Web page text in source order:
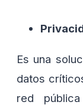
Es una
datos
red